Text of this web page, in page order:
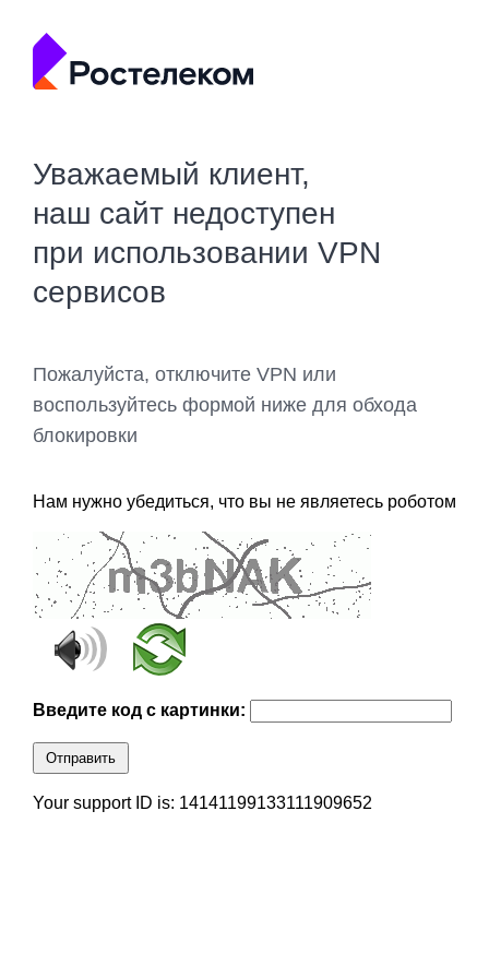
Уважаемый клиент,
наш сайт недоступен
при использовании VPN
сервисов
Пожалуйста, отключите VPN или
воспользуйтесь формой ниже для обхода
блокировки
Нам нужно убедиться, что вы не являетесь роботом
Введите код с картинки:
Отправить
Your support ID is: 14141199133111909652